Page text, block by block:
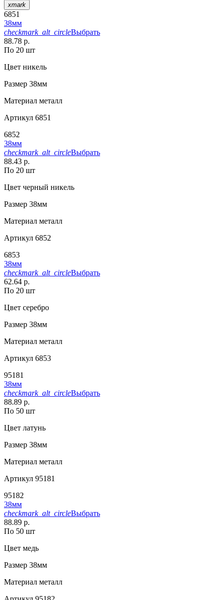
xmark
6851
38мм
checkmark_alt_circleВыбрать
88.78 р.
По 20 шт
Цвет никель
Размер 38мм
Материал металл
Артикул 6851
6852
38мм
checkmark_alt_circleВыбрать
88.43 р.
По 20 шт
Цвет черный никель
Размер 38мм
Материал металл
Артикул 6852
6853
38мм
checkmark_alt_circleВыбрать
62.64 р.
По 20 шт
Цвет серебро
Размер 38мм
Материал металл
Артикул 6853
95181
38мм
checkmark_alt_circleВыбрать
88.89 р.
По 50 шт
Цвет латунь
Размер 38мм
Материал металл
Артикул 95181
95182
38мм
checkmark_alt_circleВыбрать
88.89 р.
По 50 шт
Цвет медь
Размер 38мм
Материал металл